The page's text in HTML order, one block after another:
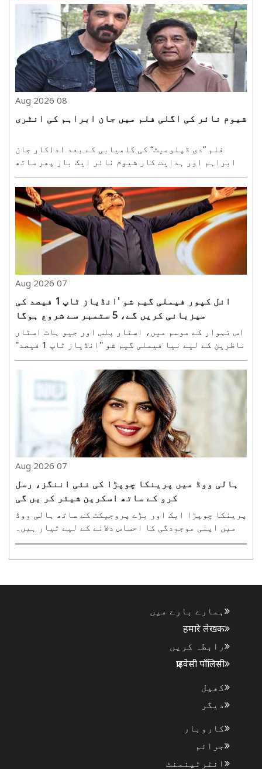
08 Aug 2026
شیوم نائر کی اگلی فلم میں جان ابراہم کی انٹری
فلم ”دی ڈپلومیٹ“ کی کامیابی کے بعد اداکار جان
ابراہم اور ہدایت کار شیوم نائر ایک بار پھر ساتھ
مل کر کام کرنے جا رہے ہیں۔ یہ جوڑی اب ایک بڑے ٹو-
ہیرو ایکشن تھریلر کے لیے ہاتھ ملا رہی ہے۔ فلم میں
زبردست ایکشن اور تھریلر دیکھنے کو ملے گا۔ تاہم،
پروجیک..
07 Aug 2026
انل کپور فیملی گیم شو 'انڈیاز ٹاپ 1 فیصد کی
میزبانی کریں گے، 5 ستمبر سے شروع ہوگا
اس تہوار کے موسم میں، اسٹار پلس اور جیو ہاٹ اسٹار
ناظرین کے لیے نیا فیملی گیم شو ''انڈیاز ٹاپ 1 فیصد''
لا رہے ہیں۔ بین الاقوامی سطح پر مقبول فارمیٹ ''دی 1
فیصد کلب'' پر مبنی یہ شو 5 ستمبر کو ہندوستان میں
پریمیئر ہوگا۔ یہ فارمیٹ، جو ہالینڈ، جر..
07 Aug 2026
ہالی ووڈ میں پرینکا چوپڑا کی نئی اننگز، رسل
کرو کے ساتھ اسکرین شیئر کر یں گی
پرینکا چوپڑا ایک اور بڑے پروجیکٹ کے ساتھ ہالی ووڈ
میں اپنی موجودگی کا احساس دلانے کے لیے تیار ہیں۔
آسکر ایوارڈ یافتہ اداکار رسل کرو اور پرینکا پہلی
ہمارے بارے میں
हमारे लेखक
رابطہ کریں
प्राइवेसी पॉलिसी
کھیل
دیگر
کاروبار
جرائم
انٹرٹینمنٹ